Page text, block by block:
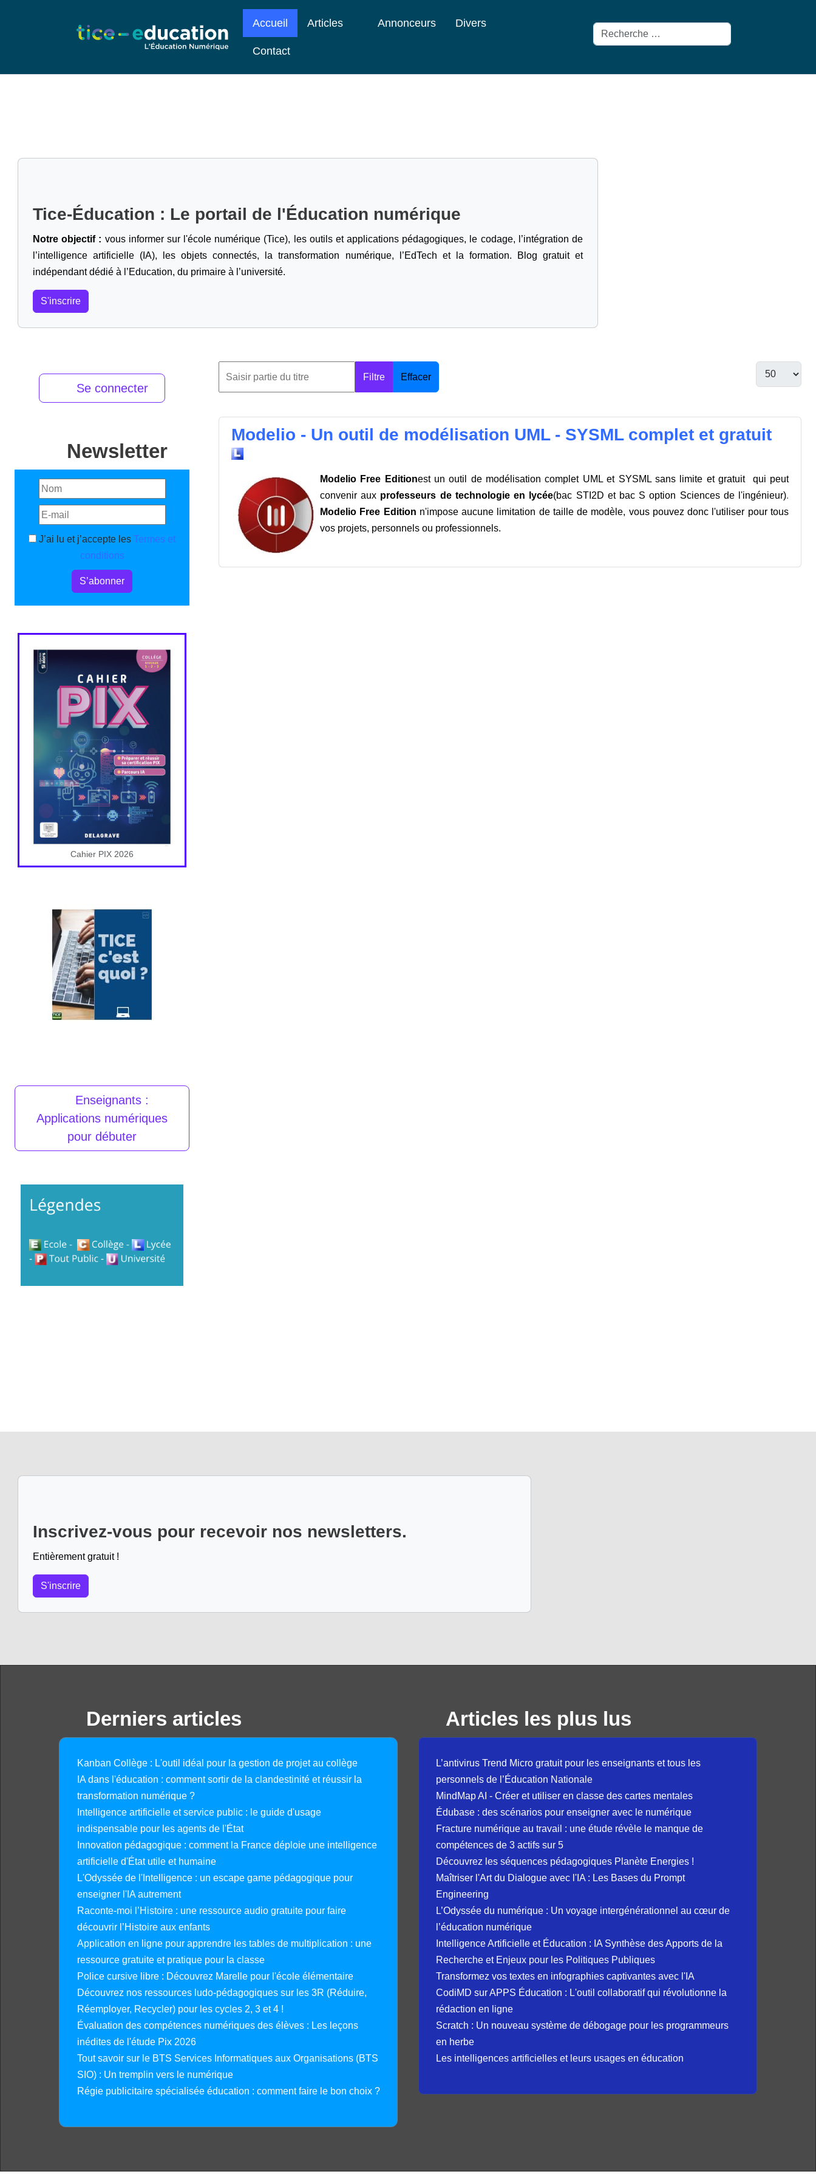
Accueil Articles Annonceurs Divers
Contact
Rechercher
Tice-Éducation : Le portail de l'Éducation numérique
Notre objectif : vous informer sur l'école numérique (Tice), les outils et applications pédagogiques, le codage,
l’intégration de
l’intelligence artificielle (IA), les objets connectés, la transformation numérique, l’EdTech et la formation. Blog gratuit et
indépendant dédié à l’Education, du primaire à l’université.
S'inscrire
Se connecter
Newsletter
J’ai lu et j’accepte les Termes et
conditions
S’abonner
Cahier PIX 2026
Enseignants :
Applications numériques
pour débuter
Filtre Effacer
Modelio - Un outil de modélisation UML - SYSML complet et gratuit
Modelio Free Editionest un outil de modélisation complet UML et SYSML sans limite et gratuit qui peut
convenir aux professeurs de technologie en lycée(bac STI2D et bac S option Sciences de l'ingénieur).
Modelio Free Edition n'impose aucune limitation de taille de modèle, vous pouvez donc l'utiliser pour tous
vos projets, personnels ou professionnels.
Inscrivez-vous pour recevoir nos newsletters.
Entièrement gratuit !
S'inscrire
Derniers articles
Kanban Collège : L'outil idéal pour la gestion de projet au collège
IA dans l'éducation : comment sortir de la clandestinité et réussir la
transformation numérique ?
Intelligence artificielle et service public : le guide d'usage
indispensable pour les agents de l'État
Innovation pédagogique : comment la France déploie une intelligence
artificielle d'État utile et humaine
L'Odyssée de l'Intelligence : un escape game pédagogique pour
enseigner l'IA autrement
Raconte-moi l’Histoire : une ressource audio gratuite pour faire
découvrir l’Histoire aux enfants
Application en ligne pour apprendre les tables de multiplication : une
ressource gratuite et pratique pour la classe
Police cursive libre : Découvrez Marelle pour l'école élémentaire
Découvrez nos ressources ludo-pédagogiques sur les 3R (Réduire,
Réemployer, Recycler) pour les cycles 2, 3 et 4 !
Évaluation des compétences numériques des élèves : Les leçons
inédites de l'étude Pix 2026
Tout savoir sur le BTS Services Informatiques aux Organisations (BTS
SIO) : Un tremplin vers le numérique
Régie publicitaire spécialisée éducation : comment faire le bon choix ?
Articles les plus lus
L’antivirus Trend Micro gratuit pour les enseignants et tous les
personnels de l’Éducation Nationale
MindMap AI - Créer et utiliser en classe des cartes mentales
Édubase : des scénarios pour enseigner avec le numérique
Fracture numérique au travail : une étude révèle le manque de
compétences de 3 actifs sur 5
Découvrez les séquences pédagogiques Planète Energies !
Maîtriser l'Art du Dialogue avec l'IA : Les Bases du Prompt
Engineering
L’Odyssée du numérique : Un voyage intergénérationnel au cœur de
l’éducation numérique
Intelligence Artificielle et Éducation : IA Synthèse des Apports de la
Recherche et Enjeux pour les Politiques Publiques
Transformez vos textes en infographies captivantes avec l'IA
CodiMD sur APPS Éducation : L'outil collaboratif qui révolutionne la
rédaction en ligne
Scratch : Un nouveau système de débogage pour les programmeurs
en herbe
Les intelligences artificielles et leurs usages en éducation